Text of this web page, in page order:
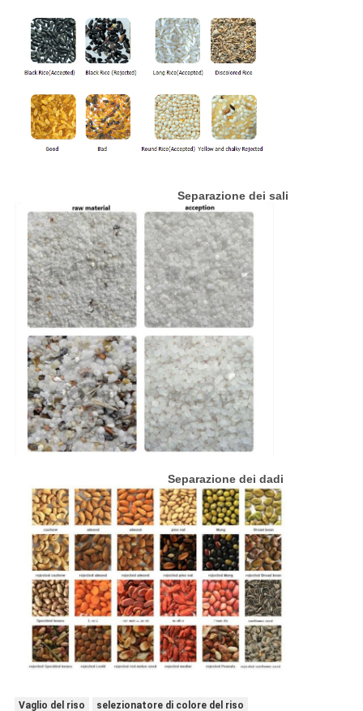
Separazione dei sali
Separazione dei dadi
Vaglio del riso
selezionatore di colore del riso